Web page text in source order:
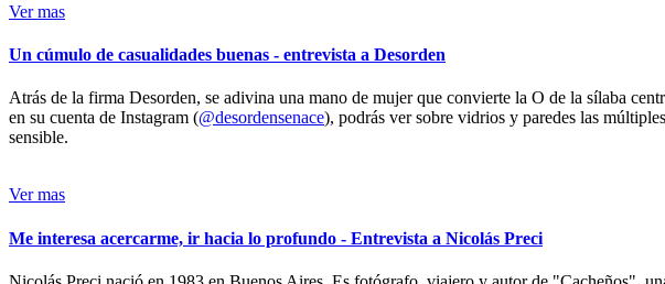
Ver mas
Un cúmulo de casualidades buenas - entrevista a Desorden
Atrás de la firma Desorden, se adivina una mano de mujer que convierte la O de la sílaba
en su cuenta de Instagram (@desordensenace), podrás ver sobre vidrios y paredes las
sensible.
Ver mas
Me interesa acercarme, ir hacia lo profundo - Entrevista a Nicolás Preci